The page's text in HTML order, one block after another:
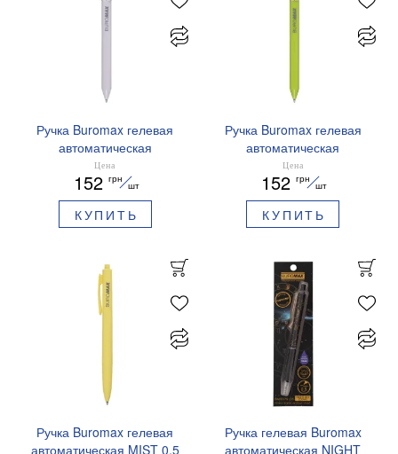
Ручка Buromax гелевая
автоматическая
PRESTIGE SILVER 0,5 мм
синие чернила BM.83102
Цена
152 грн
шт
КУПИТЬ
Ручка Buromax гелевая
автоматическая
PRESTIGE GOLD 0,5 мм
синие чернила BM.83101
Цена
152 грн
шт
КУПИТЬ
Ручка Buromax гелевая
автоматическая MIST 0,5
Ручка гелевая Buromax
автоматическая NIGHT